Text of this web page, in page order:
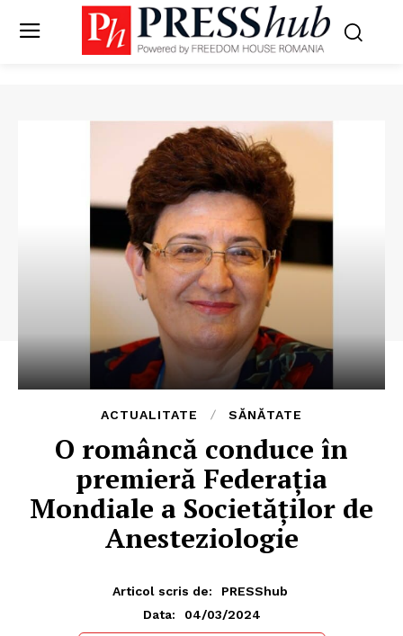
ACTUALITATE SĂNĂTATE
O româncă conduce în
premieră Federația
Mondiale a Societăților de
Anesteziologie
Articol scris de:
PRESShub
Data:
04/03/2024